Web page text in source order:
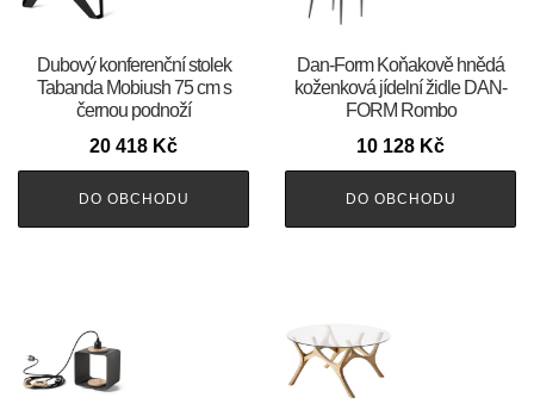
Dubový konferenční stolek
Tabanda Mobiush 75 cm s
černou podnoží
20 418 Kč
DO OBCHODU
​​​​​Dan-Form Koňakově hnědá
koženková jídelní židle DAN-
FORM Rombo
10 128 Kč
DO OBCHODU